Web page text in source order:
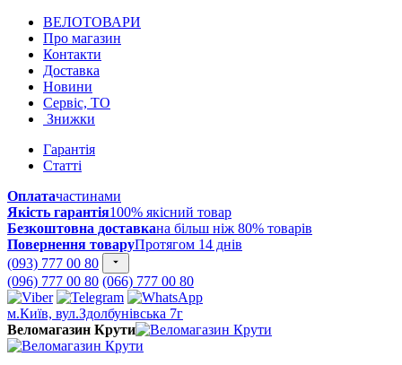
ВЕЛОТОВАРИ
Про магазин
Контакти
Доставка
Новини
Сервіс, ТО
Знижки
Гарантія
Статті
Оплатачастинами
Якість гарантія100% якісний товар
Безкоштовна доставкана більш ніж 80% товарів
Повернення товаруПротягом 14 днів
(093) 777 00 80
(096) 777 00 80 (066) 777 00 80
м.Київ, вул.Здолбунівська 7г
Веломагазин Крути